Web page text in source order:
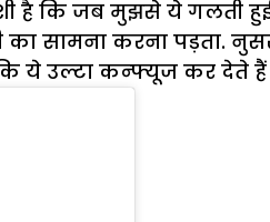
कि जब मुझसे ये गलती
सामना करना पड़ता.
ये उल्टा कन्फ्यूज कर देते